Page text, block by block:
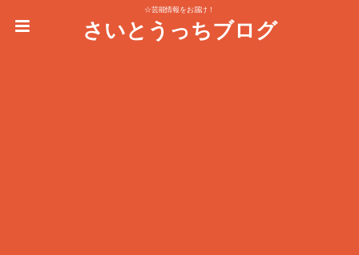
☆芸能情報をお届け！
さいとうっちブログ